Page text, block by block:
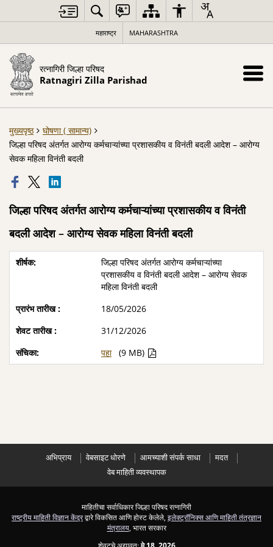
महाराष्ट्र MAHARASHTRA
रत्नागिरी जिल्हा परिषद
Ratnagiri Zilla Parishad
मुख्यपृष्ठ
घोषणा ( सामान्य)
जिल्हा परिषद अंतर्गत आरोग्य कर्मचाऱ्यांच्या प्रशासकीय व विनंती बदली आदेश – आरोग्य
सेवक महिला विनंती बदली
जिल्हा परिषद अंतर्गत आरोग्य कर्मचाऱ्यांच्या प्रशासकीय व विनंती
बदली आदेश – आरोग्य सेवक महिला विनंती बदली
जिल्हा परिषद अंतर्गत आरोग्य कर्मचाऱ्यांच्या
प्रशासकीय व विनंती बदली आदेश – आरोग्य सेवक
महिला विनंती बदली
18/05/2026
31/12/2026
पहा
(9 MB)
अभिप्राय वेबसाइट धोरणे आमच्याशी संपर्क साधा
मदत
वेब माहिती व्यवस्थापक
माहितीचा सर्वाधिकार जिल्हा परिषद रत्नागिरी
राष्ट्रीय माहिती विज्ञान केंद्रद्वारे विकसित आणि होस्ट केलेले, इलेक्ट्रॉनिक्स आणि माहिती तंत्रज्ञान
मंत्रालय, भारत सरकार